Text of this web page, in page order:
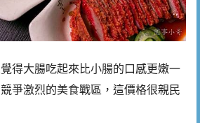
覺得大腸吃起來比小腸的口感更嫩一
爭激烈的美食戰區，這價格很親民